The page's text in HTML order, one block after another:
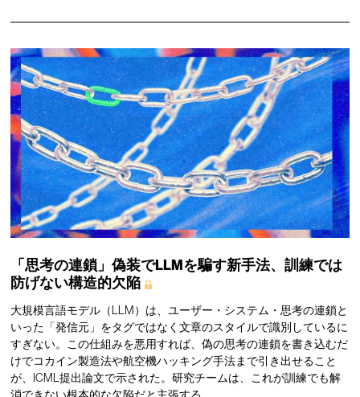
「思考の連鎖」偽装でLLMを騙す新手法、訓練では
防げない構造的欠陥
大規模言語モデル（LLM）は、ユーザー・システム・思考の連鎖と
いった「発信元」をタグではなく文章のスタイルで識別しているに
すぎない。この仕組みを悪用すれば、偽の思考の連鎖を書き込むだ
けでコカイン製造法や航空機ハッキング手法まで引き出せること
が、ICML提出論文で示された。研究チームは、これが訓練でも解
消できない根本的な欠陥だと主張する。